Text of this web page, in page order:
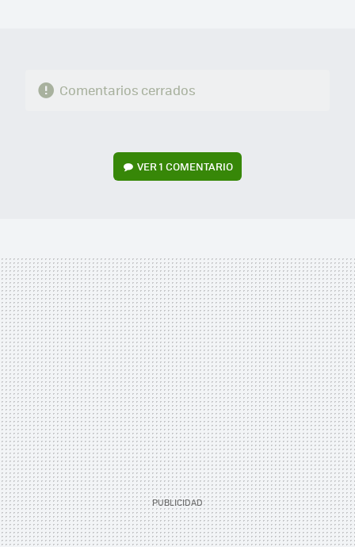
Comentarios cerrados
VER1 COMENTARIO